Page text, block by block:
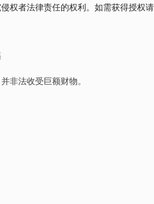
权者法律责任的权利。如需获得授权
非法收受巨额财物。